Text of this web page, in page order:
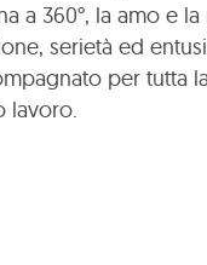
a 360°, la amo e
serietà ed
per tutta
lavoro.